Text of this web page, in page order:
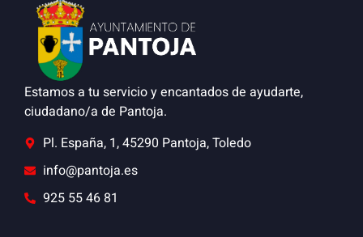
Estamos a tu servicio y encantados de ayudarte,
ciudadano/a de Pantoja.
Pl. España, 1, 45290 Pantoja, Toledo
info@pantoja.es
925 55 46 81